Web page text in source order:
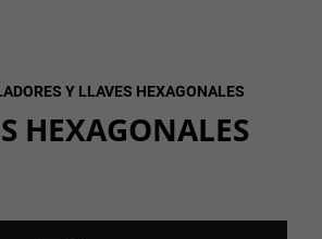
Y LLAVES HEXAGONALES
HEXAGONALES